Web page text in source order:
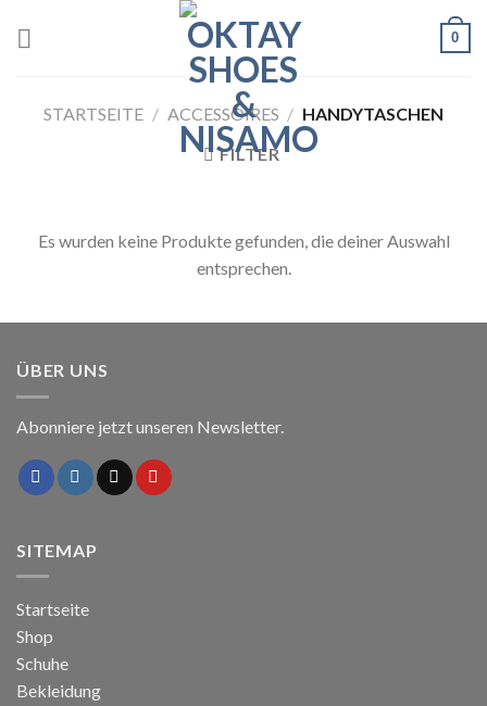
0
STARTSEITE / ACCESSOIRES / HANDYTASCHEN
FILTER
Es wurden keine Produkte gefunden, die deiner Auswahl
entsprechen.
ÜBER UNS
Abonniere jetzt unseren Newsletter.
SITEMAP
Startseite
Shop
Schuhe
Bekleidung